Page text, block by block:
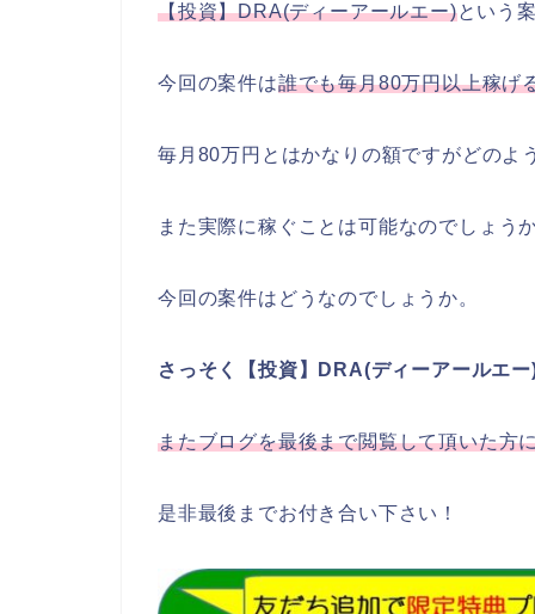
【投資】DRA(ディーアールエー)という
今回の案件は誰でも毎月80万円以上稼げ
毎月80万円とはかなりの額ですがどのよ
また実際に稼ぐことは可能なのでしょう
今回の案件はどうなのでしょうか。
さっそく【投資】DRA(ディーアールエ
またブログを最後まで閲覧して頂いた方
是非最後までお付き合い下さい！